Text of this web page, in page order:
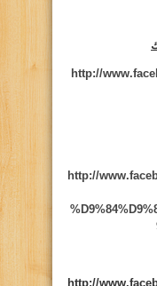
http://
http://
http://